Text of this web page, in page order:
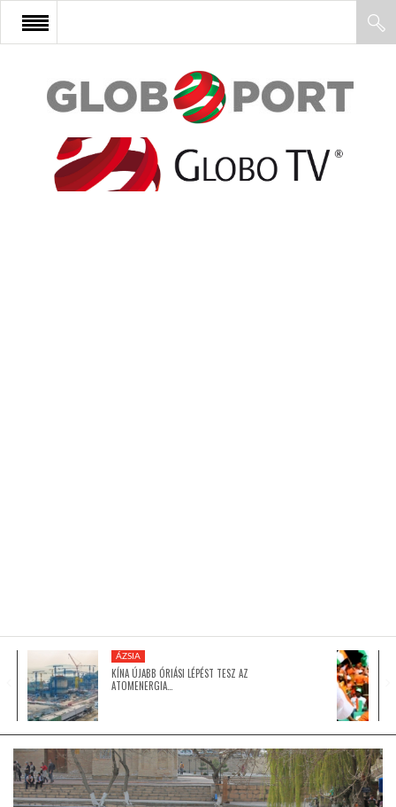
FŐOLDAL
AFRIKA
GLOBOTV BP
HÍR3D
ÁZSIA
KÍNA ÚJABB ÓRIÁSI LÉPÉST TESZ AZ
ATOMENERGIA…